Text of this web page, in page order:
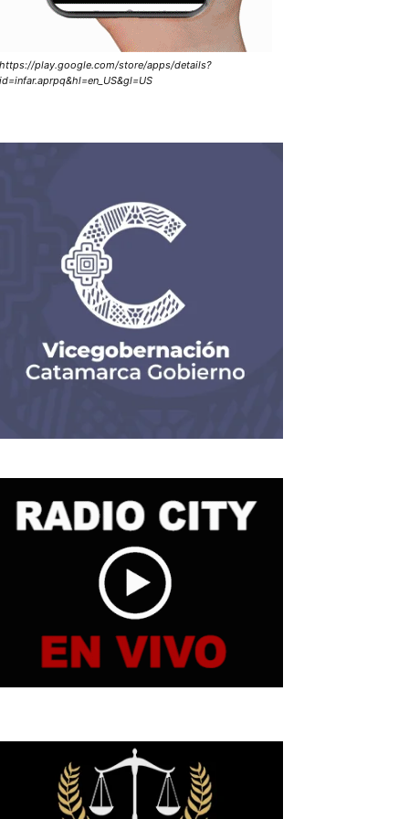
play.google.com/store/apps/details?